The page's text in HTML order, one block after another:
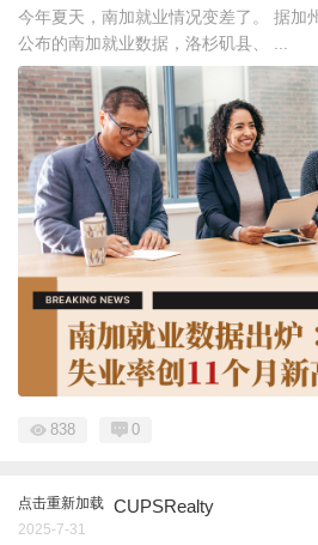
今年夏天，南加就业情况变差了。 据加
公布的南加就业数据，洛杉矶县、 ...
838 0
点击重新加载 CUPSRealty
2025-7-31